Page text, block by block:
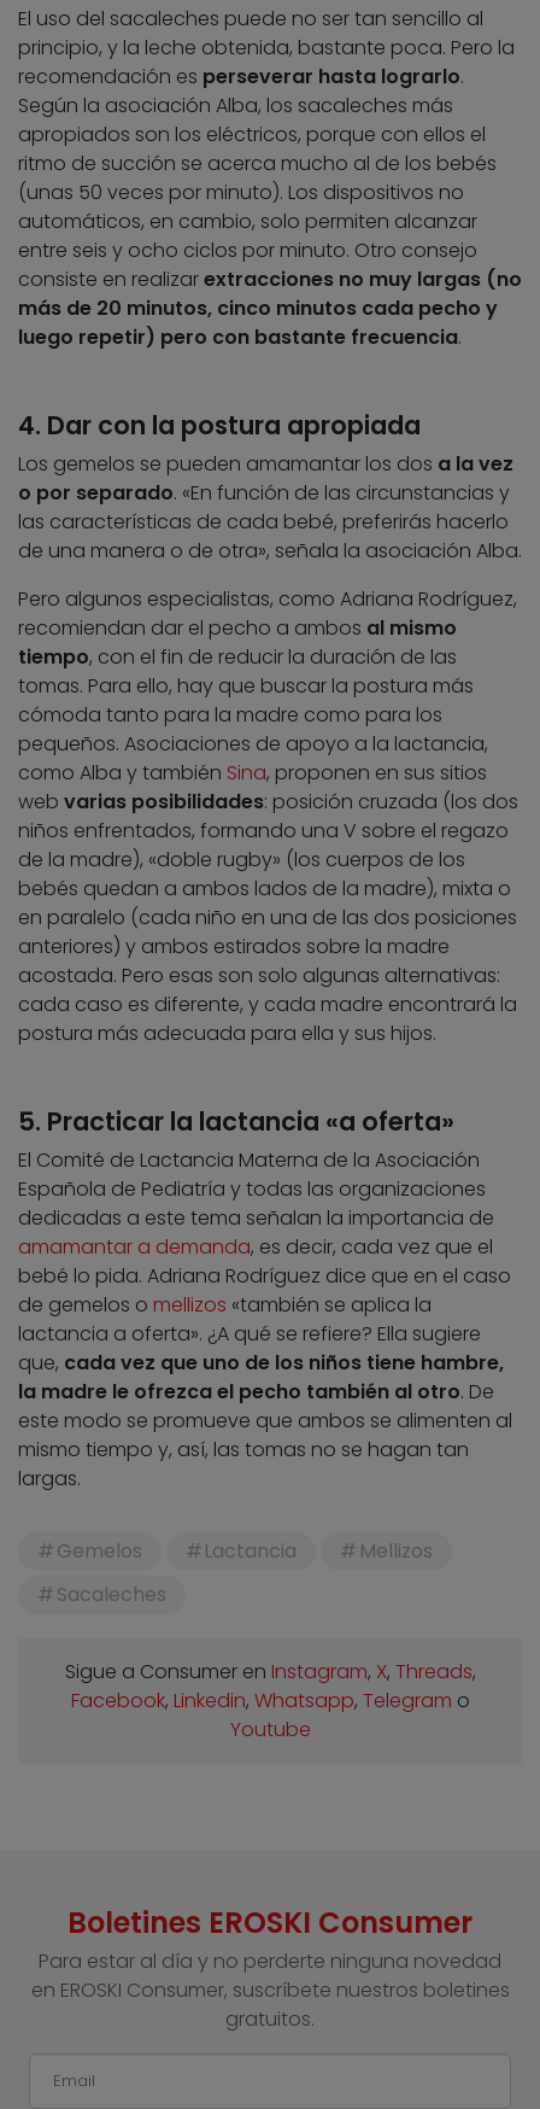
El uso del sacaleches puede no ser tan sencillo al
principio, y la leche obtenida, bastante poca. Pero la
recomendación es perseverar hasta lograrlo.
Según la asociación Alba, los sacaleches más
apropiados son los eléctricos, porque con ellos el
ritmo de succión se acerca mucho al de los bebés
(unas 50 veces por minuto). Los dispositivos no
automáticos, en cambio, solo permiten alcanzar
entre seis y ocho ciclos por minuto. Otro consejo
consiste en realizarextracciones no muy largas (no
más de 20 minutos, cinco minutos cada pecho y
luego repetir) pero con bastante frecuencia.
4. Dar con la postura apropiada
Los gemelos se pueden amamantar los dos a la vez
o por separado. «En función de las circunstancias y
las características de cada bebé, preferirás hacerlo
de una manera o de otra», señala la asociación Alba.
Pero algunos especialistas, como Adriana Rodríguez,
recomiendan dar el pecho a ambos al mismo
tiempo, con el fin de reducir la duración de las
tomas. Para ello, hay que buscar la postura más
cómoda tanto para la madre como para los
pequeños. Asociaciones de apoyo a la lactancia,
como Alba y también Sina, proponen en sus sitios
web varias posibilidades: posición cruzada (los dos
niños enfrentados, formando una V sobre el regazo
de la madre), «doble rugby» (los cuerpos de los
bebés quedan a ambos lados de la madre), mixta o
en paralelo (cada niño en una de las dos posiciones
anteriores) y ambos estirados sobre la madre
acostada. Pero esas son solo algunas alternativas:
cada caso es diferente, y cada madre encontrará la
postura más adecuada para ella y sus hijos.
5. Practicar la lactancia «a oferta»
El Comité de Lactancia Materna de la Asociación
Española de Pediatría y todas las organizaciones
dedicadas a este tema señalan la importancia de
amamantar a demanda, es decir, cada vez que el
bebé lo pida. Adriana Rodríguez dice que en el caso
de gemelos o mellizos «también se aplica la
lactancia a oferta». ¿A qué se refiere? Ella sugiere
que, cada vez que uno de los niños tiene hambre,
la madre le ofrezca el pecho también al otro. De
este modo se promueve que ambos se alimenten al
mismo tiempo y, así, las tomas no se hagan tan
largas.
Gemelos Lactancia
Mellizos
Sacaleches
Sigue a Consumer en Instagram, X, Threads,
Facebook, Linkedin, Whatsapp, Telegram o
Youtube
Boletines EROSKI Consumer
Para estar al día y no perderte ninguna novedad
en EROSKI Consumer, suscríbete nuestros boletines
gratuitos.